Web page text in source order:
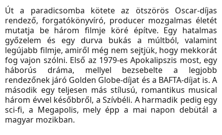
Út a paradicsomba kötete az ötszörös Oscar-díjas
rendező, forgatókönyvíró, producer mozgalmas életét
mutatja be három filmje köré építve. Egy hatalmas
győzelem és egy durva bukás a múltból, valamint
legújabb filmje, amiről még nem sejtjük, hogy mekkorát
fog vajon szólni. Első az 1979-es Apokalipszis most, egy
háborús dráma, mellyel bezsebelte a legjobb
rendezőnek járó Golden Globe-díjat és a BAFTA-díjat is. A
második egy teljesen más stílusú, romantikus musical
három évvel későbbről, a Szívbéli. A harmadik pedig egy
sci-fi, a Megapolis, mely épp a mai napon debütál a
magyar mozikban.